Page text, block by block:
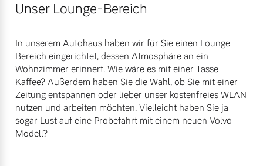
Unser Lounge-Bereich
In unserem Autohaus haben wir für Sie einen Lounge-
Bereich eingerichtet, dessen Atmosphäre an ein
Wohnzimmer erinnert. Wie wäre es mit einer Tasse
Kaffee? Außerdem haben Sie die Wahl, ob Sie mit einer
Zeitung entspannen oder lieber unser kostenfreies WLAN
nutzen und arbeiten möchten. Vielleicht haben Sie ja
sogar Lust auf eine Probefahrt mit einem neuen Volvo
Modell?